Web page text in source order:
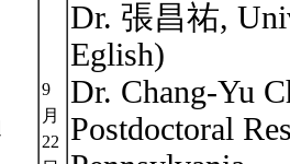
9
月
22
Dr. 張昌祐,
Eglish)
Dr. Chang-Yu
Postdoctoral